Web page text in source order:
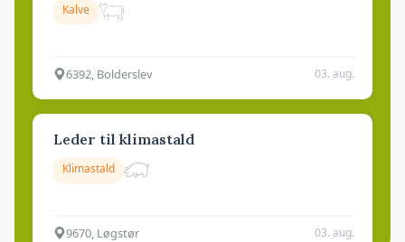
Kalve
6392, Bolderslev 03. aug.
Leder til klimastald
Klimastald
9670, Løgstør 03. aug.